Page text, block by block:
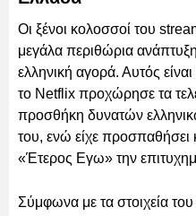
Οι ξένοι κολοσσοί του
μεγάλα περιθώρια
ελληνική αγορά. Αυτός
το Netflix προχώρησε τα
προσθήκη δυνατών
του, ενώ είχε προσπαθήσει
«Έτερος Εγω» την
Σύμφωνα με τα στοιχεία του